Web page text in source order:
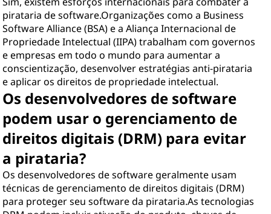
pirataria de software.Organizações como a Business
Software Alliance (BSA) e a Aliança Internacional de
Propriedade Intelectual (IIPA) trabalham com governos
e empresas em todo o mundo para aumentar a
conscientização, desenvolver estratégias anti-pirataria
e aplicar os direitos de propriedade intelectual.
Os desenvolvedores de software
podem usar o gerenciamento de
direitos digitais (DRM) para evitar
a pirataria?
Os desenvolvedores de software geralmente usam
técnicas de gerenciamento de direitos digitais (DRM)
para proteger seu software da pirataria.As tecnologias